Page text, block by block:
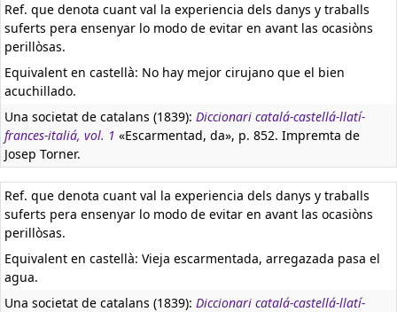
Ref. que denota cuant val la experiencia dels danys y traballs
suferts pera ensenyar lo modo de evitar en avant las ocasiòns
perillòsas.
Equivalent en castellà: No hay mejor cirujano que el bien
acuchillado.
Una societat de catalans (1839): Diccionari catalá-castellá-llatí-
frances-italiá, vol. 1 «Escarmentad, da», p. 852. Impremta de
Josep Torner.
Ref. que denota cuant val la experiencia dels danys y traballs
suferts pera ensenyar lo modo de evitar en avant las ocasiòns
perillòsas.
Equivalent en castellà: Vieja escarmentada, arregazada pasa el
agua.
Una societat de catalans (1839): Diccionari catalá-castellá-llatí-